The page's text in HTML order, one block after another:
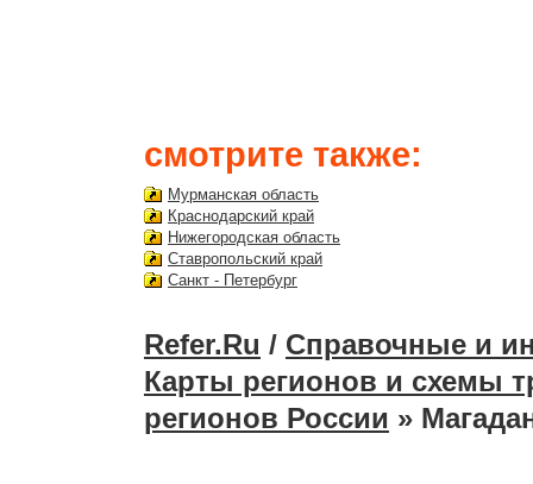
смотрите также:
Мурманская область
Краснодарский край
Нижегородская область
Ставропольский край
Санкт - Петербург
Refer.Ru / Справочные и
Карты регионов и схемы
регионов России »